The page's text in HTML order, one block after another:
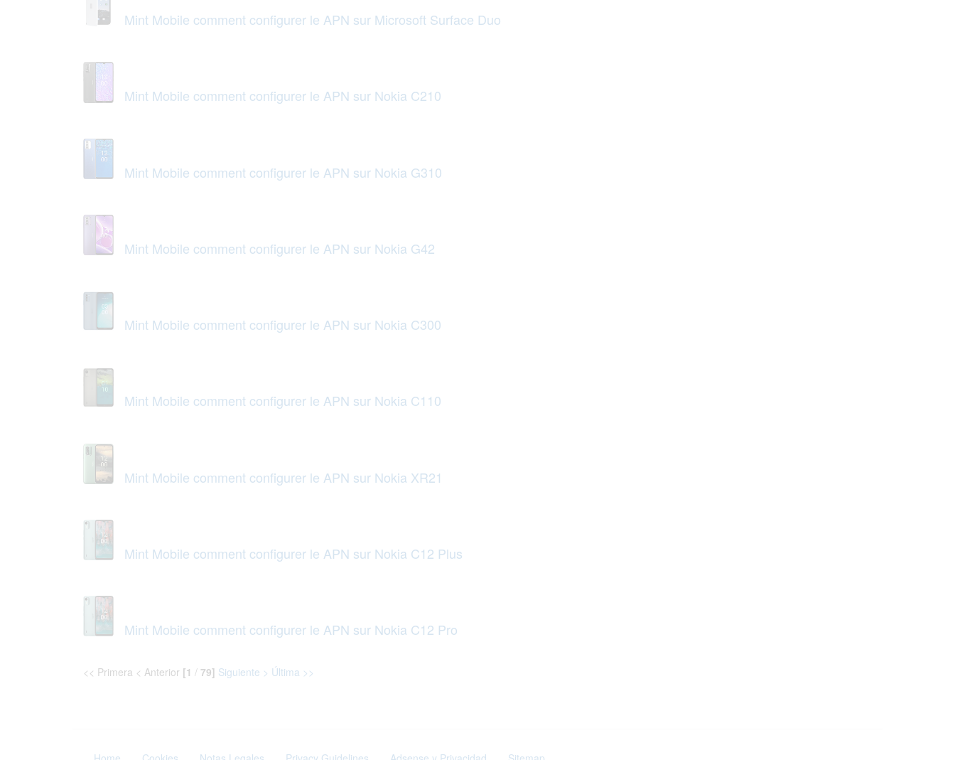
Mint Mobile comment configurer le APN sur Microsoft Surface Duo
Mint Mobile comment configurer le APN sur Nokia C210
Mint Mobile comment configurer le APN sur Nokia G310
Mint Mobile comment configurer le APN sur Nokia G42
Mint Mobile comment configurer le APN sur Nokia C300
Mint Mobile comment configurer le APN sur Nokia C110
Mint Mobile comment configurer le APN sur Nokia XR21
Mint Mobile comment configurer le APN sur Nokia C12 Plus
Mint Mobile comment configurer le APN sur Nokia C12 Pro
<< Primera < Anterior [1 / 79] Siguiente > Última >>